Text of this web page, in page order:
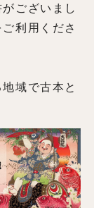
ございまし
利用くださ
域で古本と